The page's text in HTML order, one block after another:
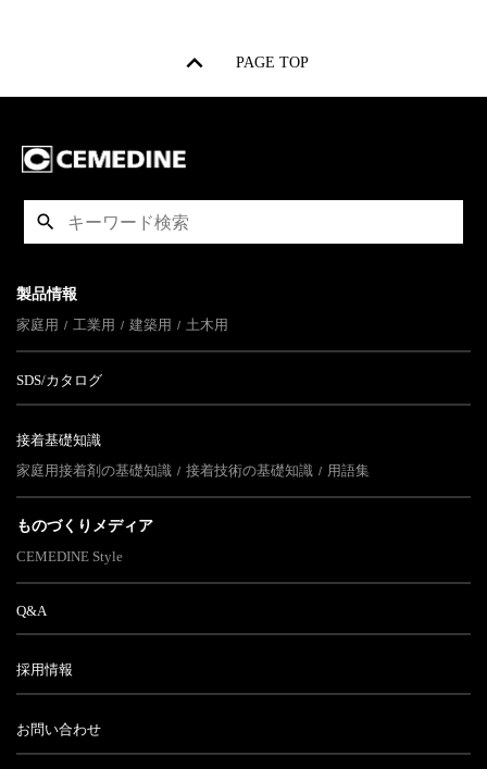
PAGE TOP
製品情報
家庭用
工業用 建築用 土木用
SDS/カタログ
接着基礎知識
家庭用接着剤の基礎知識
接着技術の基礎知識 用語集
ものづくりメディア
CEMEDINE Style
Q&A
採用情報
お問い合わせ